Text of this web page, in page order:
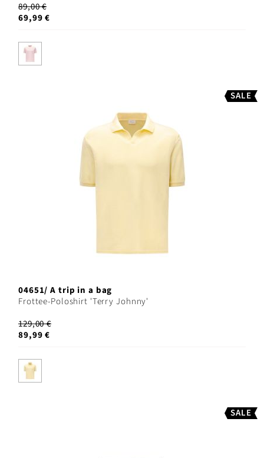
89,00 €
69,99 €
SALE
04651/ A trip in a bag
Frottee-Poloshirt 'Terry Johnny'
129,00 €
89,99 €
SALE